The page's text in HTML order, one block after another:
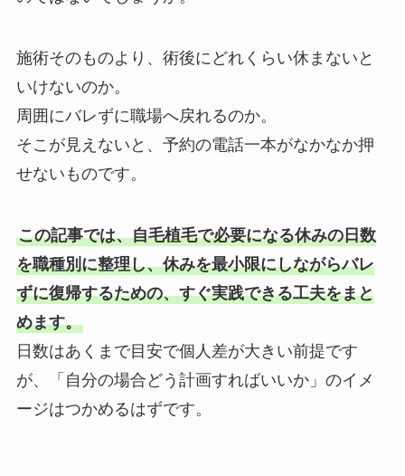
施術そのものより、術後にどれくらい休まないと
いけないのか。
周囲にバレずに職場へ戻れるのか。
そこが見えないと、予約の電話一本がなかなか押
せないものです。
この記事では、自毛植毛で必要になる休みの日数
を職種別に整理し、休みを最小限にしながらバレ
ずに復帰するための、すぐ実践できる工夫をまと
めます。
日数はあくまで目安で個人差が大きい前提です
が、「自分の場合どう計画すればいいか」のイメ
ージはつかめるはずです。